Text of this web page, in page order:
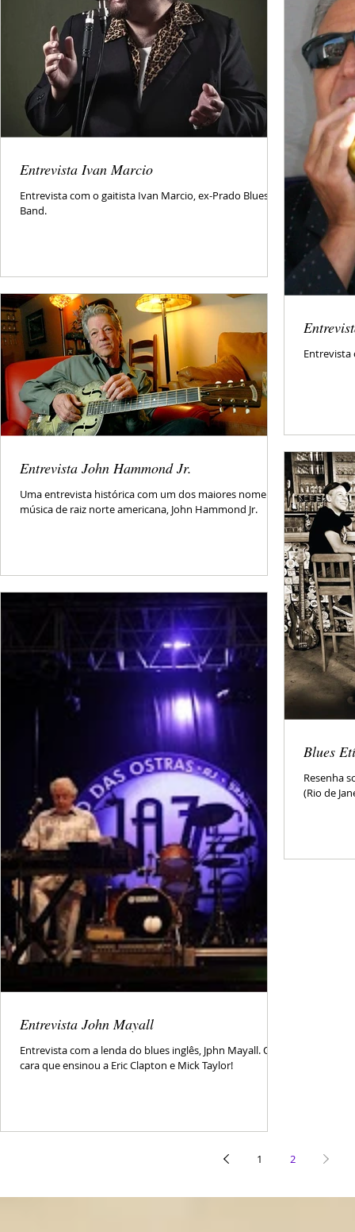
Entrevista Ivan Marcio
Entrevista com o gaitista Ivan Marcio, ex-Prado Blues
Band.
Entrevista
Entrevista John Hammond Jr.
Uma entrevista histórica com um dos maiores nome da
música de raiz norte americana, John Hammond Jr.
Blues
Resenha
(Rio de
Entrevista John Mayall
Entrevista com a lenda do blues inglês, Jphn Mayall. O
cara que ensinou a Eric Clapton e Mick Taylor!
1 2